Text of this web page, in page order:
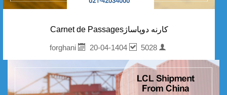
کارنه دوپاساژCarnet de Passages
forghani
20-04-1404 5028